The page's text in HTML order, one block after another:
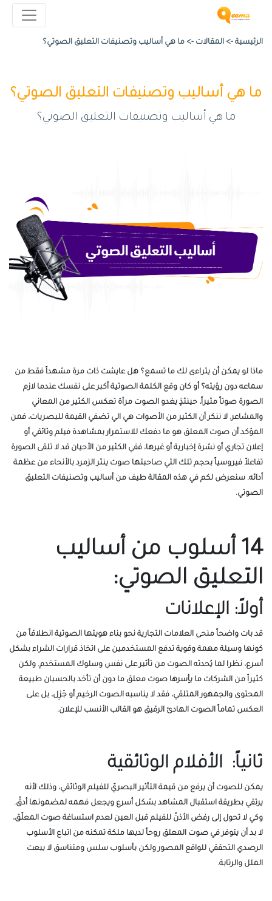
الرئيسية -> المقالات -> ما هي أساليب وتصنيفات التعليق الصوتي؟
ما هي أساليب وتصنيفات التعليق الصوتي؟
ما هي أساليب وتصنيفات التعليق الصوتي؟
ماذا لو يمكن أن يتراءى لك ما تسمع؟ هل عايشت ذات مرة مشهداً فقط من
سماعه دون رؤيته؟ أو كان وقع الكلمة الصوتية أكبر على نفسك عندما لازم
الصورة صوتاً مثيراً، حينئذٍ يغدو الصوت مرآة تعكس الكثير من المعاني
والمشاعر. لا ننكر أن الكثير من الأصوات هي الي تضفي القيمة للبصريات، فمن
المؤكد أن صوت المعلق هو ما دفعك للاستمرار بمشاهدة فيلم وثائقي أو
إعلان تجاري أو نشرة إخبارية أو غيرها، ففي الكثير من الأحيان قد لا تلقى الصورة
تفاعلاً فيروسياً بحجم تلك التي صاحبتها صوت ينثر الزمرد بالأنحاء من عظمة
أدائه. سنعرض لكم في هذه المقالة طيف من أساليب وتصنيفات التعليق
الصوتي.
14 أسلوب من أساليب
التعليق الصوتي:
أولاً: الإعلانات
قد بات واضحاً منحى العلامات التجارية نحو بناء هويتها الصوتية انطلاقاً من
كونها وسيلة مهمة وقوية تدفع المستخدمين على اتخاذ قرارات الشراء بشكل
أسرع، نظرا لما يُحدثه الصوت من تأثير على نفس وسلوك المستخدم. ولكن
كثيراً من الشركات ما يأٍسرها صوت معلق ما دون أن تأخد بالحسبان طبيعة
المحتوى والجمهور المتلقي، فقد لا يناسبه الصوت الرخيم أو جَزِل، بل على
العكس تماماً الصوت الهادئ الرقيق هو القالب الأنسب للإعلان.
ثانياً: الأفلام الوثائقية
يمكن للصوت أن يرفع من قيمة التأثير البصريّ للفيلم الوثائقي، وذلك لأنه
يرتقي بطريقة استقبال المشاهد بشكل أسرع ويجعل فهمه لمضمونها أدقّ.
وكي لا تحول إلى رفض الأذنُ للفيلم قبل العين لعدم استساغة صوت المعلّق،
لا بد أن يتوفر في صوت المعلق روحاً لديها ملكة تمكنه من اتباع الأسلوب
الرصدي التحققي للواقع المصور ولكن بأسلوب سلس ومتناسق لا يبعت
الملل والرتابة.